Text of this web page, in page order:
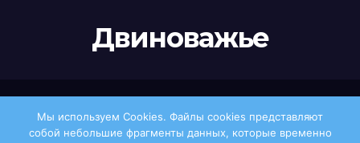
Двиноважье
Сайт работает на WordPress
Тема: Newsup, автор
Themeansar
Мы используем Cookies. Файлы сookies представляют
собой небольшие фрагменты данных, которые временно